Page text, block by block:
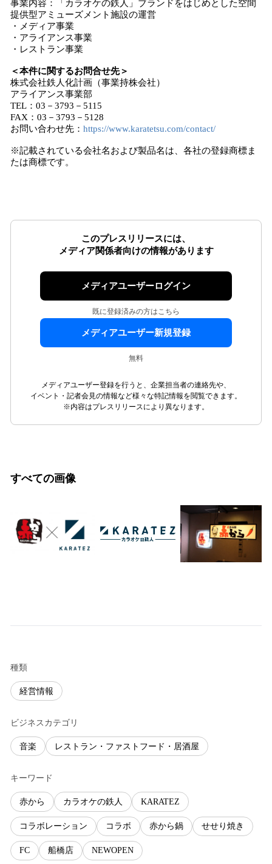
事業内容：「カラオケの鉄人」ブランドをはじめとした空間
提供型アミューズメント施設の運営
・メディア事業
・アライアンス事業
・レストラン事業
＜本件に関するお問合せ先＞
株式会社鉄人化計画（事業持株会社）
アライアンス事業部
TEL：03－3793－5115
FAX：03－3793－5128
お問い合わせ先： https://www.karatetsu.com/contact/
※記載されている会社名および製品名は、各社の登録商標ま
たは商標です。
このプレスリリースには、
メディア関係者向けの情報があります
メディアユーザーログイン
既に登録済みの方はこちら
メディアユーザー新規登録
無料
メディアユーザー登録を行うと、企業担当者の連絡先や、
イベント・記者会見の情報など様々な特記情報を閲覧できます。
※内容はプレスリリースにより異なります。
すべての画像
種類
経営情報
ビジネスカテゴリ
音楽 レストラン・ファストフード・居酒屋
キーワード
赤から カラオケの鉄人 KARATEZ
コラボレーション コラボ 赤から鍋 せせり焼き
FC 船橋店 NEWOPEN